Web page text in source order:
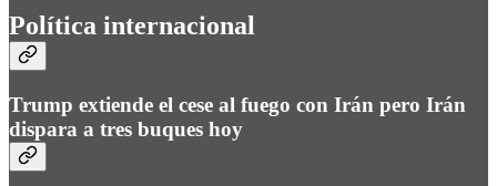
Política internacional
Trump extiende el cese al fuego con Irán pero Irán
dispara a tres buques hoy